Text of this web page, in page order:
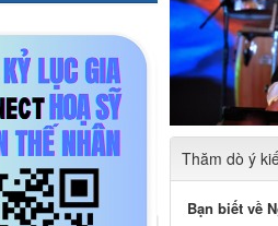
Thăm dò ý
Bạn biết về